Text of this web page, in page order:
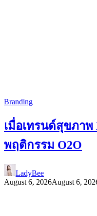
Branding
เมื่อเทรนด์สุขภา
พฤติกรรม O2O
LadyBee
August 6, 2026August 6,